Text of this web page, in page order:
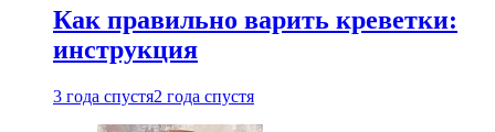
Как правильно варить креветки:
инструкция
3 года спустя2 года спустя